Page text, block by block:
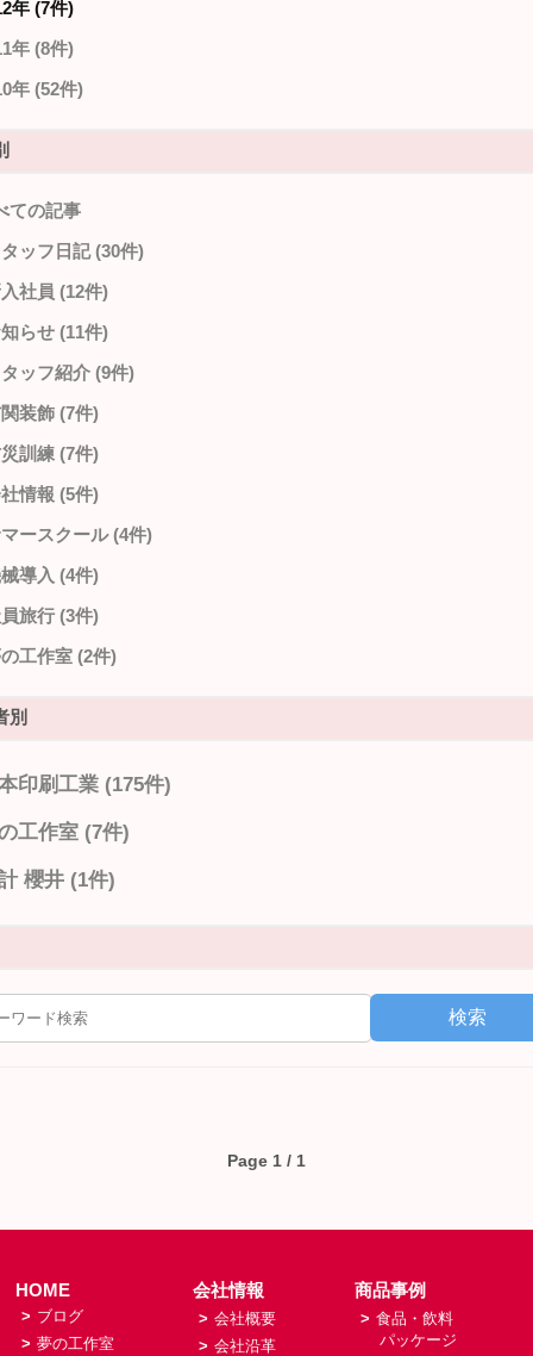
年 (7件)
年 (8件)
年 (52件)
ての記事
ッフ日記 (30件)
社員 (12件)
らせ (11件)
ッフ紹介 (9件)
装飾 (7件)
訓練 (7件)
情報 (5件)
ースクール (4件)
導入 (4件)
旅行 (3件)
工作室 (2件)
別
印刷工業 (175件)
工作室 (7件)
櫻井 (1件)
検索
Page 1 / 1
HOME
> ブログ
> 夢の工作室
会社情報
> 会社概要
> 会社沿革
商品事例
> 食品・飲料
パッケージ